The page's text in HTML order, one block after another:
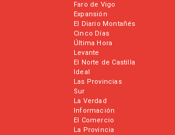
Faro de Vigo
Expansión
El Diario Montañés
Cinco Días
Última Hora
Levante
El Norte de Castilla
Ideal
Las Provincias
Sur
La Verdad
Información
El Comercio
La Provincia